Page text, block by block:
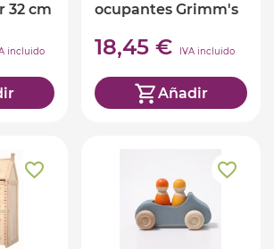
32 cm
incluido
ocupantes Grimm's
18,45 € IVA incluido
Añadir